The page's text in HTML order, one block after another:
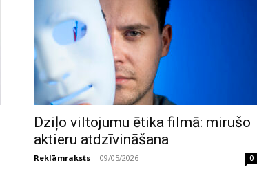
Dziļo viltojumu ētika filmā: mirušo
aktieru atdzīvināšana
Reklāmraksts - 09/05/2026 0